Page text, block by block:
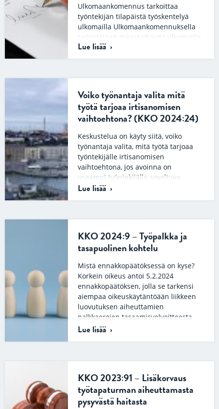
Ulkomaankomennus tarkoittaa
työntekijän tilapäistä työskentelyä
ulkomailla Ulkomaankomennuksella
tarkoitetaan määräaikaista ulkomaille
suuntautuvaa työkomennusta eli sitä,
kun yritys lähettää työntekijänsä
Lue lisää
Voiko työnantaja valita mitä
työtä tarjoaa irtisanomisen
vaihtoehtona? (KKO 2024:24)
Keskustelua on käyty siitä, voiko
työnantaja valita, mitä työtä tarjoaa
työntekijälle irtisanomisen
vaihtoehtona, jos avoinna on
useampi työntekijälle soveltuva
tehtävä….
Lue lisää
KKO 2024:9 – Työpalkka ja
tasapuolinen kohtelu
Mistä ennakkopäätöksessä on kyse?
Korkein oikeus antoi 5.2.2024
ennakkopäätöksen, jolla se tarkensi
aiempaa oikeuskäytäntöään liikkeen
luovutuksen aiheuttamien
palkkaerojen tasaamisvelvoitteesta
ja…
Lue lisää
KKO 2023:91 – Lisäkorvaus
työtapaturman aiheuttamasta
pysyvästä haitasta